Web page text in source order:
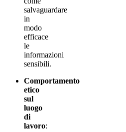
salvaguardare
in
modo
efficace
le
informazioni
sensibili.
Comportamento
etico
sul
luogo
di
lavoro: